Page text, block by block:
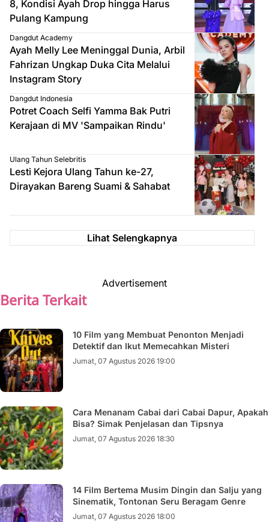
8, Kondisi Ayah Drop hingga Harus
Pulang Kampung
Dangdut Academy
Ayah Melly Lee Meninggal Dunia, Arbil
Fahrizan Ungkap Duka Cita Melalui
Instagram Story
Dangdut Indonesia
Potret Coach Selfi Yamma Bak Putri
Kerajaan di MV 'Sampaikan Rindu'
Ulang Tahun Selebritis
Lesti Kejora Ulang Tahun ke-27,
Dirayakan Bareng Suami & Sahabat
Lihat Selengkapnya
Advertisement
Berita Terkait
10 Film yang Membuat Penonton Menjadi
Detektif dan Ikut Memecahkan Misteri
Jumat, 07 Agustus 2026 19:00
Cara Menanam Cabai dari Cabai Dapur, Apakah
Bisa? Simak Penjelasan dan Tipsnya
Jumat, 07 Agustus 2026 18:30
14 Film Bertema Musim Dingin dan Salju yang
Sinematik, Tontonan Seru Beragam Genre
Jumat, 07 Agustus 2026 18:00